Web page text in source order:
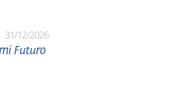
31/12/2026
Futuro